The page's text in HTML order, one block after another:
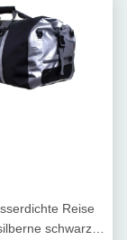
Reise
schwarze